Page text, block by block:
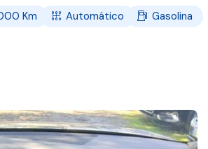
Km Automático Gasolina